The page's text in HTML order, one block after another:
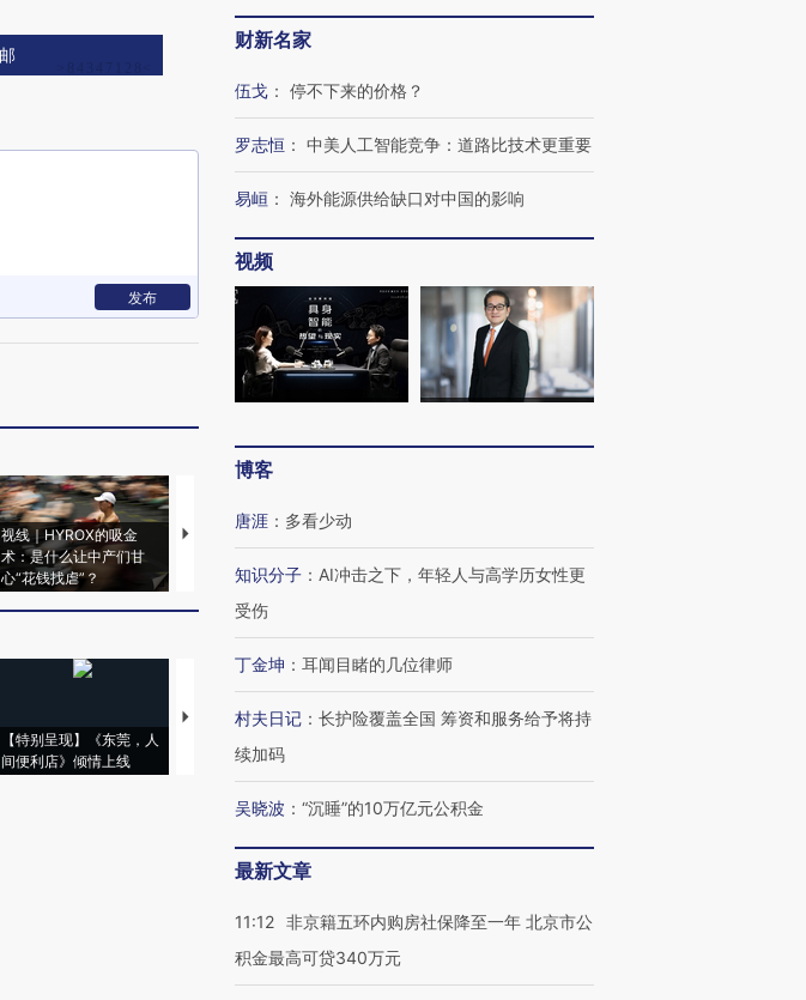
发布
视线｜HYROX的吸金
术：是什么让中产们甘
心“花钱找虐”？
马航飞行员跨国走私7万
育部长拱下台
飞地休达
【特别呈现】《东莞，人
间便利店》倾情上线
【推广】走进第四届链博
【商旅对话】华住集团
财新名家
伍戈 ： 停不下来的价格？
罗志恒 ： 中美人工智能竞争：道路比技术更重要
易峘 ： 海外能源供给缺口对中国的影响
视频
博客
唐涯 ： 多看少动
知识分子 ： AI冲击之下，年轻人与高学历女性更
受伤
丁金坤 ： 耳闻目睹的几位律师
村夫日记 ： 长护险覆盖全国 筹资和服务给予将持
续加码
吴晓波 ： “沉睡”的10万亿元公积金
最新文章
11:12 非京籍五环内购房社保降至一年 北京市公
积金最高可贷340万元